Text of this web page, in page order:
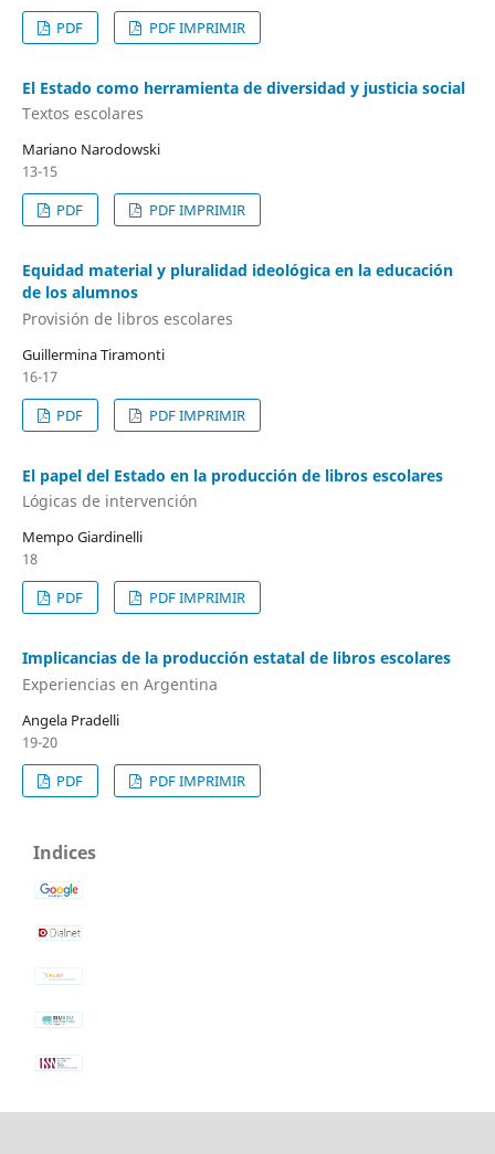
PDF
PDF IMPRIMIR
El Estado como herramienta de diversidad y justicia social
Textos escolares
Mariano Narodowski
13-15
PDF
PDF IMPRIMIR
Equidad material y pluralidad ideológica en la educación
de los alumnos
Provisión de libros escolares
Guillermina Tiramonti
16-17
PDF
PDF IMPRIMIR
El papel del Estado en la producción de libros escolares
Lógicas de intervención
Mempo Giardinelli
18
PDF
PDF IMPRIMIR
Implicancias de la producción estatal de libros escolares
Experiencias en Argentina
Angela Pradelli
19-20
PDF
PDF IMPRIMIR
Indices